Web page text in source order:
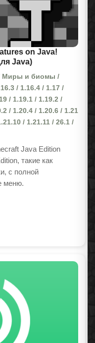
on Java!
Java)
Миры и биомы /
/ 1.16.4 / 1.17 /
/ 1.19.1 / 1.19.2 /
/ 1.20.4 / 1.20.6 / 1.21
/ 1.21.11 / 26.1 /
Java Edition
такие как
с полной
меню.